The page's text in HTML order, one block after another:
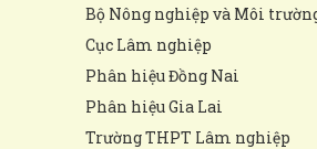
Bộ Nông nghiệp và Môi
Cục Lâm nghiệp
Phân hiệu Đồng Nai
Phân hiệu Gia Lai
Trường THPT Lâm nghiệp